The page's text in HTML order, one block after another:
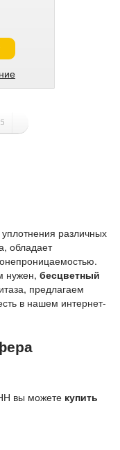
5
различных
обладает
нужен, бесцветный
предлагаем
в нашем интернет-
вы можете купить